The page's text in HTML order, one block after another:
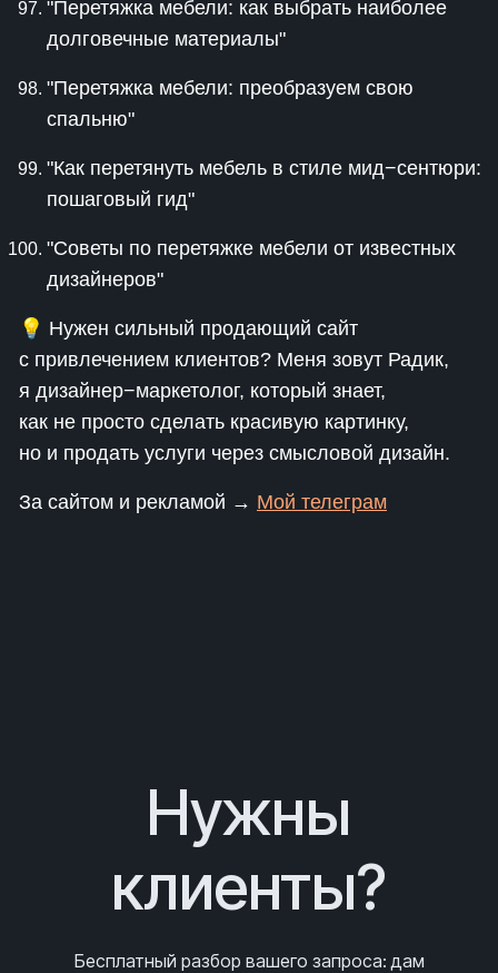
"Перетяжка мебели: как выбрать наиболее
долговечные материалы"
"Перетяжка мебели: преобразуем свою
спальню"
"Как перетянуть мебель в стиле мид−сентюри:
пошаговый гид"
"Советы по перетяжке мебели от известных
дизайнеров"
💡 Нужен сильный продающий сайт
с привлечением клиентов? Меня зовут Радик,
я дизайнер−маркетолог, который знает,
как не просто сделать красивую картинку,
но и продать услуги через смысловой дизайн.
За сайтом и рекламой → Мой телеграм
Нужны
клиенты?
Бесплатный разбор вашего запроса: дам